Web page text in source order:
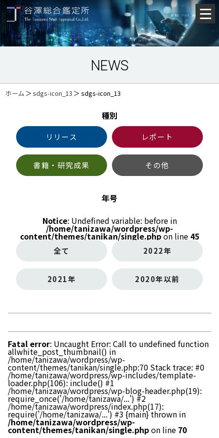
NEWS
ホーム ＞sdgs-icon_13 ＞ sdgs-icon_13
種別
リリース レポート
書籍・研究成果 その他
年号
Notice: Undefined variable: before in
/home/tanizawa/wordpress/wp-
content/themes/tanikan/single.phpon line 45
全て 2022年
2021年 2020年以前
Fatal error: Uncaught Error: Call to undefined function
allwhite_post_thumbnail() in
/home/tanizawa/wordpress/wp-
content/themes/tanikan/single.php:70 Stack trace: #0
/home/tanizawa/wordpress/wp-includes/template-
loader.php(106): include() #1
/home/tanizawa/wordpress/wp-blog-header.php(19):
require_once('/home/tanizawa/...') #2
/home/tanizawa/wordpress/index.php(17):
require('/home/tanizawa/...') #3 {main} thrown in
/home/tanizawa/wordpress/wp-
content/themes/tanikan/single.phpon line 70